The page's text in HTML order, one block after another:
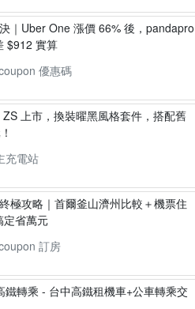
｜Uber One 漲價 66% 後，pandapro
$912 實算
優惠碼
上市，換裝曜黑風格套件，搭配舊
充電站
極攻略｜首爾釜山濟州比較＋機票住
定省萬元
訂房
鐵轉乘 - 台中高鐵租機車+公車轉乘交